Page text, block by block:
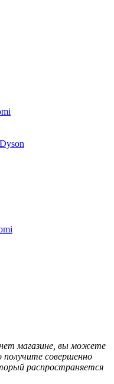
магазине, вы можете
совершенно
распространяется